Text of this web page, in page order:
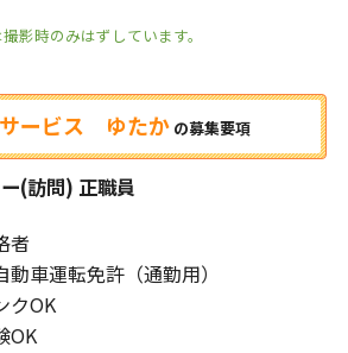
影時のみはずしています。
ービス ゆたか の募集要項
(訪問) 正職員
者
車運転免許（通勤用）
クOK
OK